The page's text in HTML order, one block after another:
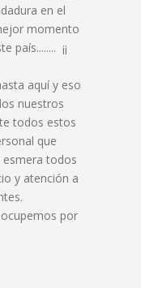
en el
momento
país........ ¡¡
aquí y eso
nuestros
todos estos
que
esmera todos
y atención a
por